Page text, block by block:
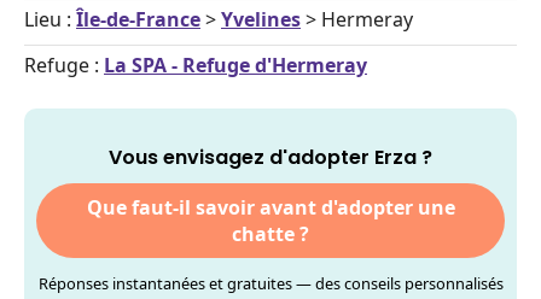
Lieu : Île-de-France>Yvelines> Hermeray
Refuge : La SPA - Refuge d'Hermeray
Vous envisagez d'adopter Erza ?
Que faut-il savoir avant d'adopter une
chatte ?
Réponses instantanées et gratuites — des conseils personnalisés